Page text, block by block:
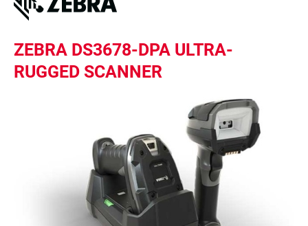
ZEBRA DS3678-DPA ULTRA-
RUGGED SCANNER